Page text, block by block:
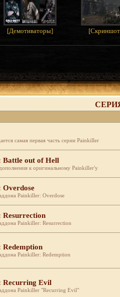
[Демотиваторы] [
самая первая часть серии Painkiller
Battle out of Hell
к оригинальному Painkiller'у
Painkiller: Overdose
Resurrection
Painkiller: Resurrection
Painkiller: Redemption
Recurring Evil
Painkiller "Recurring Evil"